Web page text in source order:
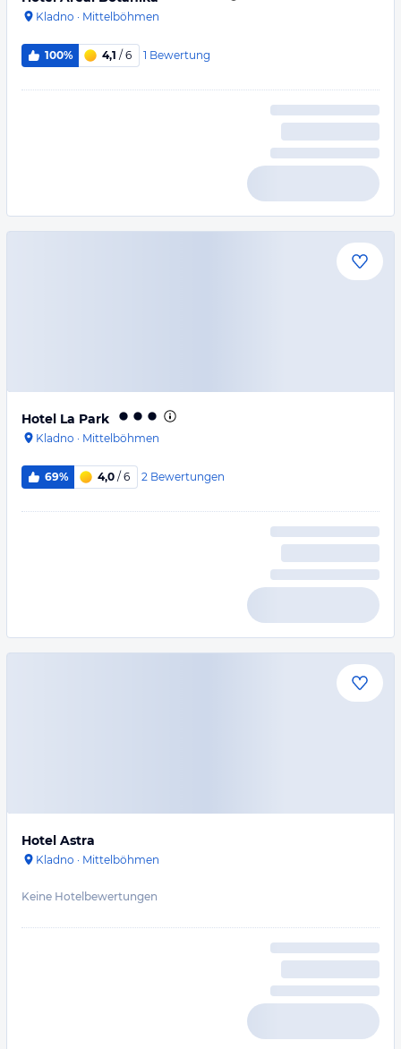
Kladno · Mittelböhmen
100% 4,1 / 6 1 Bewertung
Hotel La Park
Kladno · Mittelböhmen
69% 4,0 / 6 2 Bewertungen
Hotel Astra
Kladno · Mittelböhmen
Keine Hotelbewertungen